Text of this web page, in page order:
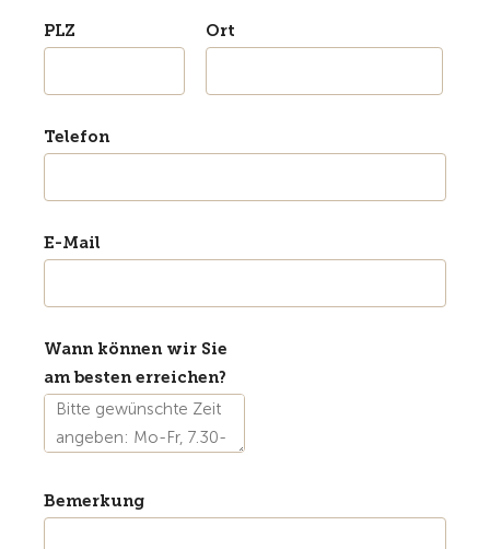
PLZ Ort
Telefon
E-Mail
Wann können wir Sie
am besten erreichen?
Bemerkung